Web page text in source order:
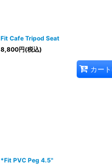
Fit Cafe Tripod Seat
8,800円(税込)
カー
*Fit PVC Peg 4.5"